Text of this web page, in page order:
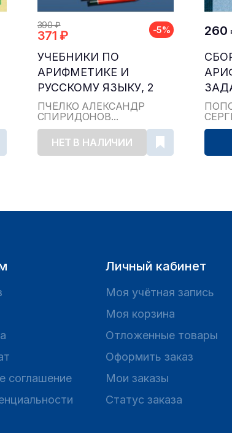
390 ₽
371 ₽ -5%
УЧЕБНИКИ ПО
АРИФМЕТИКЕ И
РУССКОМУ ЯЗЫКУ, 2
КЛАСС...
ПЧЁЛКО АЛЕКСАНДР
СПИРИДОНОВ...
НЕТ В НАЛИЧИИ
260
ДЛЯ
соглашение
Личный кабинет
Моя учётная запись
Моя корзина
Отложенные товары
Оформить заказ
Мои заказы
Статус заказа